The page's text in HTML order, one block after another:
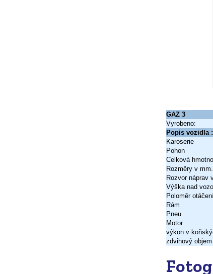
GAZ 3
Vyrobeno:
Popis vozidla :
Karoserie
Pohon
Celková
Rozměry v
Rozvor náprav
Výška nad
Poloměr
Rám
Pneu
Motor
výkon v
zdvihový